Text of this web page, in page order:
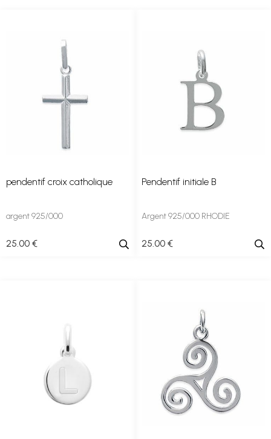
pendentif croix catholique
argent 925/000
25.00 €
Pendentif initiale B
Argent 925/000 RHODIE
25.00 €